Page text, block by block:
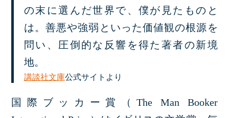
の末に選んだ世界で、僕が見たものと
は。善悪や強弱といった価値観の根源を
問い、圧倒的な反響を得た著者の新境
地。
講談社文庫公式サイトより
国際ブッカー賞（The Man Booker